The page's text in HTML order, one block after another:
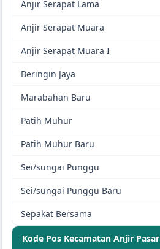
Anjir Serapat Lama
Anjir Serapat Muara
Anjir Serapat Muara I
Beringin Jaya
Marabahan Baru
Patih Muhur
Patih Muhur Baru
Sei/sungai Punggu
Sei/sungai Punggu Baru
Sepakat Bersama
Kode Pos Kecamatan Anjir Pasar